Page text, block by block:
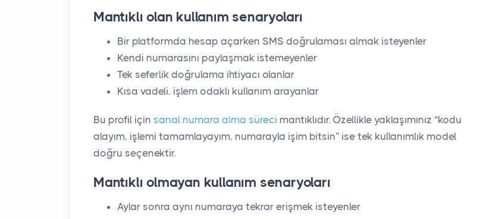
Mantıklı olan kullanım senaryoları
Bir platformda hesap açarken SMS doğrulaması almak isteyenler
Kendi numarasını paylaşmak istemeyenler
Tek seferlik doğrulama ihtiyacı olanlar
Kısa vadeli, işlem odaklı kullanım arayanlar
Bu profil için sanal numara alma süreci mantıklıdır. Özellikle yaklaşımınız “kodu
alayım, işlemi tamamlayayım, numarayla işim bitsin” ise tek kullanımlık model
doğru seçenektir.
Mantıklı olmayan kullanım senaryoları
Aylar sonra aynı numaraya tekrar erişmek isteyenler